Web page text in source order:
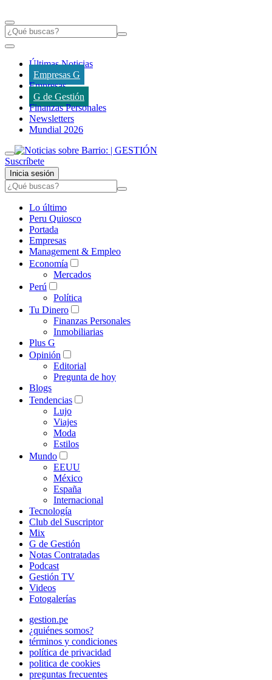
Últimas Noticias
Empresas G
Empresas
G de Gestión
Finanzas Personales
Newsletters
Mundial 2026
Suscríbete
Inicia sesión
Lo último
Peru Quiosco
Portada
Empresas
Management & Empleo
Economía
Mercados
Perú
Política
Tu Dinero
Finanzas Personales
Inmobiliarias
Plus G
Opinión
Editorial
Pregunta de hoy
Blogs
Tendencias
Lujo
Viajes
Moda
Estilos
Mundo
EEUU
México
España
Internacional
Tecnología
Club del Suscriptor
Mix
G de Gestión
Notas Contratadas
Podcast
Gestión TV
Videos
Fotogalerías
gestion.pe
¿quiénes somos?
términos y condiciones
política de privacidad
politica de cookies
preguntas frecuentes